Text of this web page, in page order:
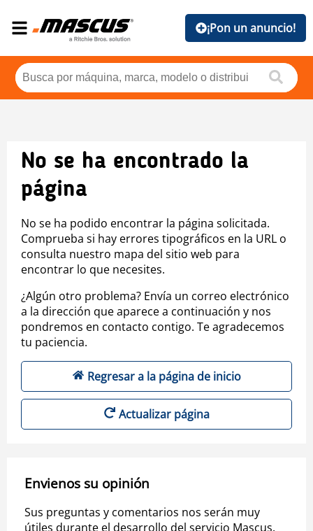
¡Pon un anuncio!
No se ha encontrado la
página
No se ha podido encontrar la página solicitada.
Comprueba si hay errores tipográficos en la URL o
consulta nuestro mapa del sitio web para
encontrar lo que necesites.
¿Algún otro problema? Envía un correo electrónico
a la dirección que aparece a continuación y nos
pondremos en contacto contigo. Te agradecemos
tu paciencia.
Regresar a la página de inicio
Actualizar página
Envienos su opinión
Sus preguntas y comentarios nos serán muy
útiles durante el desarrollo del servicio Mascus.